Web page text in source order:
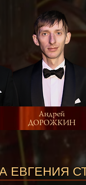
Андрей
ДОРОЖКИН
ЕВГЕНИЯ